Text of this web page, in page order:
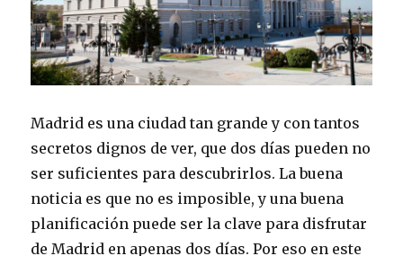
Madrid es una ciudad tan grande y con tantos
secretos dignos de ver, que dos días pueden no
ser suficientes para descubrirlos. La buena
noticia es que no es imposible, y una buena
planificación puede ser la clave para disfrutar
de Madrid en apenas dos días. Por eso en este